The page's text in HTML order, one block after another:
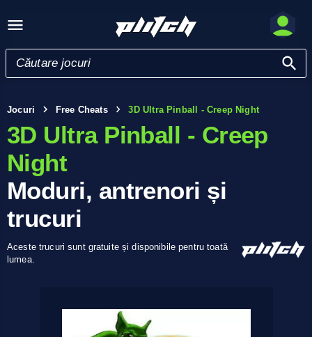
Jocuri Free Cheats 3D Ultra Pinball - Creep Night
3D Ultra Pinball - Creep
Night
Moduri, antrenori și
trucuri
Aceste trucuri sunt gratuite și disponibile pentru toată
lumea.